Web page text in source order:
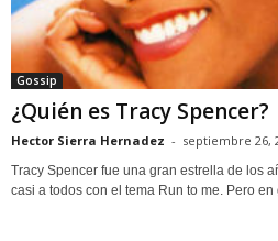
Gossip
¿Quién es Tracy Spencer?
Hector Sierra Hernadez - septiembre 26,
Tracy Spencer fue una gran estrella de los
casi a todos con el tema Run to me. Pero en